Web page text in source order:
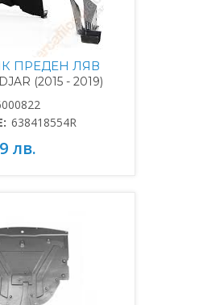
ПРЕДЕН ЛЯВ
(2015 - 2019)
638418554R
лв.